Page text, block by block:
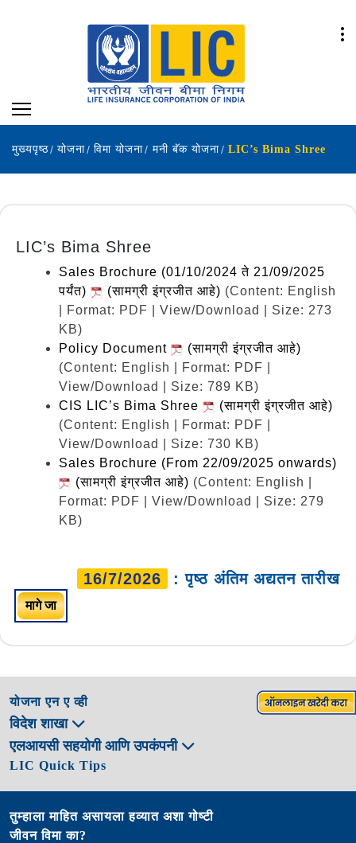
मुख्यपृष्ठ योजना विमा योजना मनी बॅक योजना LIC’s Bima Shree
LIC’s Bima Shree
Sales Brochure (01/10/2024 ते 21/09/2025
पर्यंत)
(सामग्री इंग्रजीत आहे) (Content: English
| Format: PDF | View/Download | Size: 273
KB)
Policy Document
(सामग्री इंग्रजीत आहे)
(Content: English | Format: PDF |
View/Download | Size: 789 KB)
CIS LIC’s Bima Shree
(सामग्री इंग्रजीत आहे)
(Content: English | Format: PDF |
View/Download | Size: 730 KB)
Sales Brochure (From 22/09/2025 onwards)
(सामग्री इंग्रजीत आहे) (Content: English |
Format: PDF | View/Download | Size: 279
KB)
16/7/2026 : पृष्ठ अंतिम अद्यतन तारीख
मागे जा
योजना एन ए व्ही
विदेश शाखा
एलआयसी सहयोगी आणि उपकंपनी
LIC Quick Tips
तुम्हाला माहित असायला हव्यात अशा गोष्टी
जीवन विमा का?